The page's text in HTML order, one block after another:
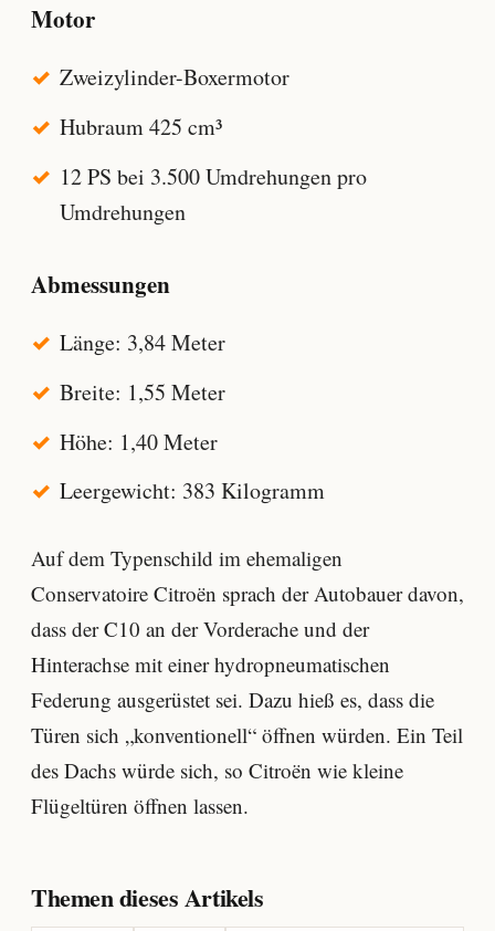
Motor
Zweizylinder-Boxermotor
Hubraum 425 cm³
12 PS bei 3.500 Umdrehungen pro
Umdrehungen
Abmessungen
Länge: 3,84 Meter
Breite: 1,55 Meter
Höhe: 1,40 Meter
Leergewicht: 383 Kilogramm
Auf dem Typenschild im ehemaligen
Conservatoire Citroën sprach der Autobauer davon,
dass der C10 an der Vorderache und der
Hinterachse mit einer hydropneumatischen
Federung ausgerüstet sei. Dazu hieß es, dass die
Türen sich „konventionell“ öffnen würden. Ein Teil
des Dachs würde sich, so Citroën wie kleine
Flügeltüren öffnen lassen.
Themen dieses Artikels